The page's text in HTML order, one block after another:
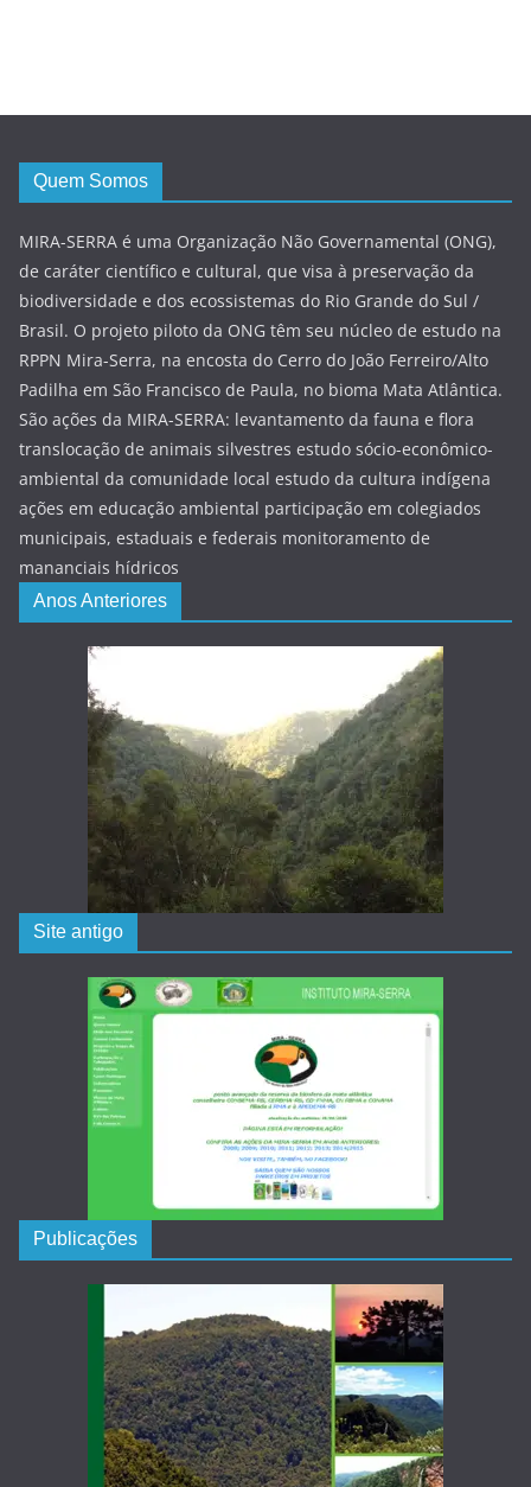
Quem Somos
MIRA-SERRA é uma Organização Não Governamental (ONG),
de caráter científico e cultural, que visa à preservação da
biodiversidade e dos ecossistemas do Rio Grande do Sul /
Brasil. O projeto piloto da ONG têm seu núcleo de estudo na
RPPN Mira-Serra, na encosta do Cerro do João Ferreiro/Alto
Padilha em São Francisco de Paula, no bioma Mata Atlântica.
São ações da MIRA-SERRA: levantamento da fauna e flora
translocação de animais silvestres estudo sócio-econômico-
ambiental da comunidade local estudo da cultura indígena
ações em educação ambiental participação em colegiados
municipais, estaduais e federais monitoramento de
mananciais hídricos
Anos Anteriores
Site antigo
Publicações